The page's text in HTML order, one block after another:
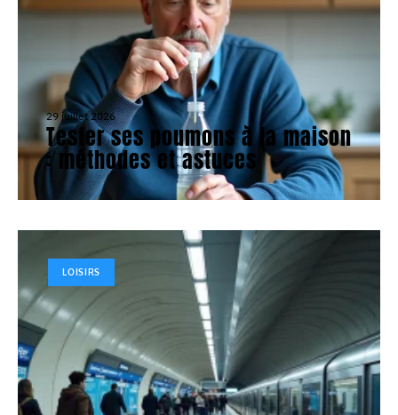
29 juillet 2026
Tester ses poumons à la maison
: méthodes et astuces
LOISIRS